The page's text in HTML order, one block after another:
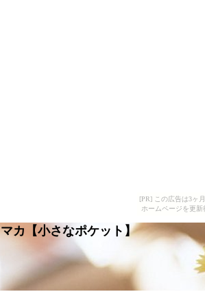
[PR] この広告は3ヶ
ホームページを更
マカ【小さなポケット】